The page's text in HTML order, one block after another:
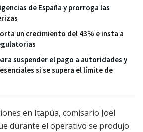
de España y prorroga las
un crecimiento del 43% e insta a
suspender el pago a autoridades y
si se supera el límite de
en Itapúa, comisario Joel
durante el operativo se produjo